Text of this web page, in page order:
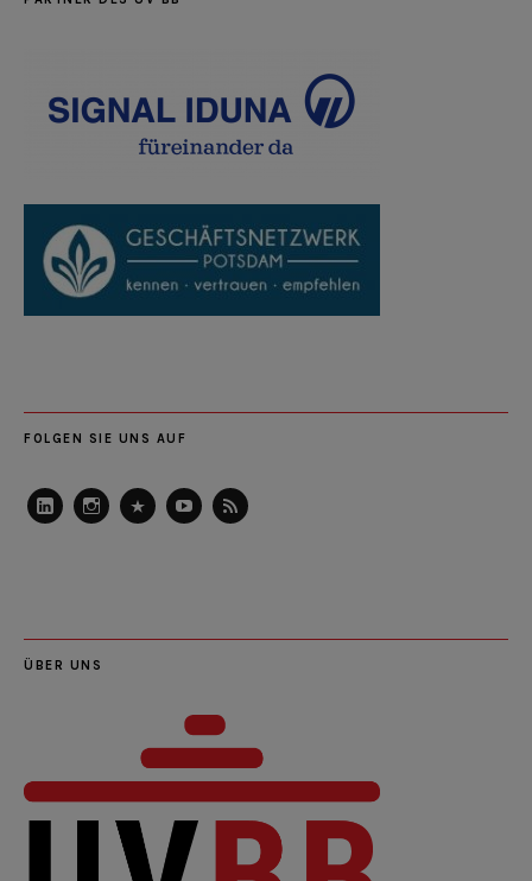
FOLGEN SIE UNS AUF
ÜBER UNS